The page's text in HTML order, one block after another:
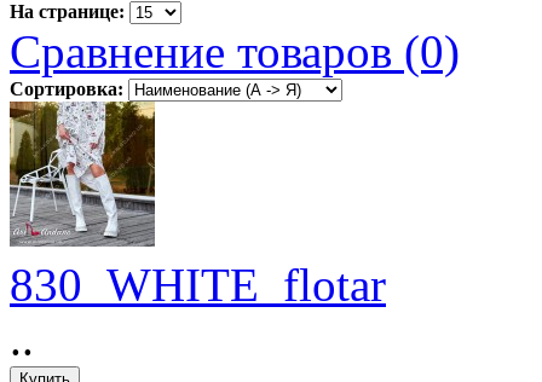
На странице:
Сравнение товаров (0)
Сортировка:
830_WHITE_flotar
..